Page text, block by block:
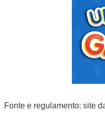
Fonte e regulamento: site